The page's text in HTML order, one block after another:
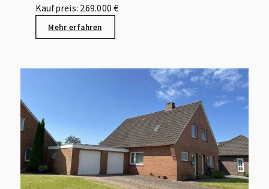
Kaufpreis: 269.000 €
Mehr erfahren